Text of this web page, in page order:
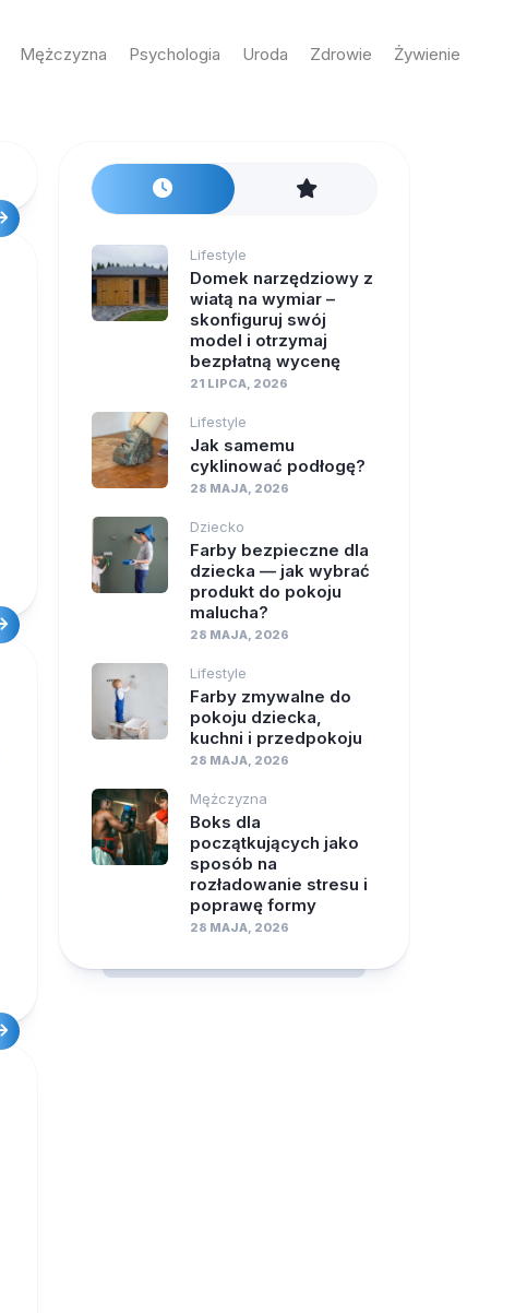
Mężczyzna Psychologia Uroda Zdrowie Żywienie
Lifestyle
Domek narzędziowy z
wiatą na wymiar –
skonfiguruj swój
model i otrzymaj
bezpłatną wycenę
21 LIPCA, 2026
Lifestyle
Jak samemu
cyklinować podłogę?
28 MAJA, 2026
Dziecko
Farby bezpieczne dla
dziecka — jak wybrać
produkt do pokoju
malucha?
28 MAJA, 2026
Lifestyle
Farby zmywalne do
pokoju dziecka,
kuchni i przedpokoju
28 MAJA, 2026
Mężczyzna
Boks dla
początkujących jako
sposób na
rozładowanie stresu i
poprawę formy
28 MAJA, 2026